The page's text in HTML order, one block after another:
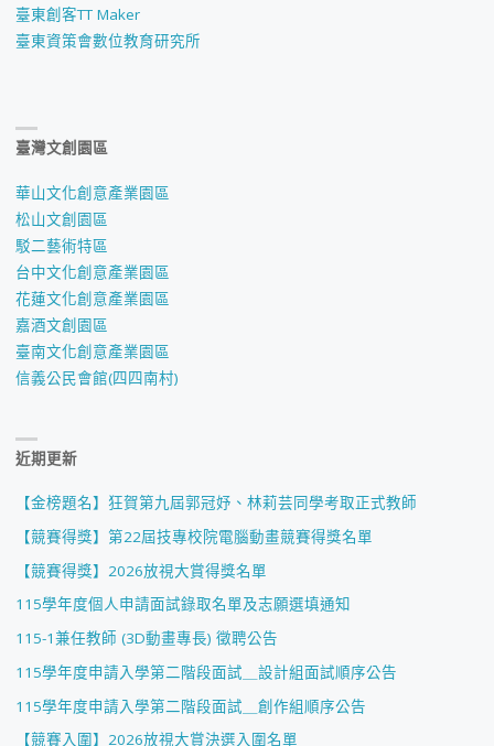
臺東創客TT Maker
臺東資策會數位教育研究所
臺灣文創園區
華山文化創意產業園區
松山文創園區
駁二藝術特區
台中文化創意產業園區
花蓮文化創意產業園區
嘉酒文創園區
臺南文化創意產業園區
信義公民會館(四四南村)
近期更新
【金榜題名】狂賀第九屆郭冠妤、林莉芸同學考取正式教師
【競賽得獎】第22屆技專校院電腦動畫競賽得獎名單
【競賽得獎】2026放視大賞得獎名單
115學年度個人申請面試錄取名單及志願選填通知
115-1兼任教師 (3D動畫專長) 徵聘公告
115學年度申請入學第二階段面試＿設計組面試順序公告
115學年度申請入學第二階段面試＿創作組順序公告
【競賽入圍】2026放視大賞決選入圍名單